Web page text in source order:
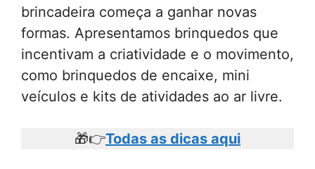
brincadeira começa a ganhar novas
formas. Apresentamos brinquedos que
incentivam a criatividade e o movimento,
como brinquedos de encaixe, mini
veículos e kits de atividades ao ar livre.
🎁👉Todas as dicas aqui